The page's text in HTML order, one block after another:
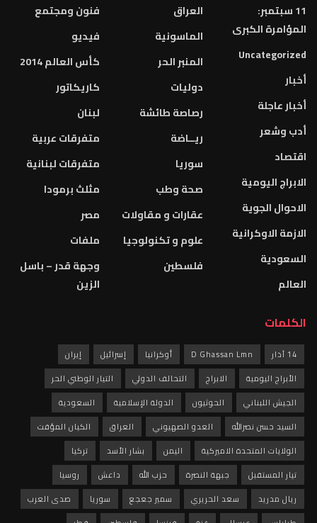
11 سبتمبر:
المؤامرة الكبرى
Uncategorized
أخبار
أخبار عاجلة
أدب وشعر
اقتصاد
الابراج اليومية
الاحوال الجوية
الازمة الاوكرانية
السعودية
العالم
العراق
الماسونية
المنبر الحر
دوليات
رصاصة طائشة
ريــاضة
سوريا
صحة وطب
عقارات و مقاولات
علوم و تكنولوجيا
فلسطين
فنون ومجتمع
فيديو
كأس العالم 2014
كاريكاتور
لبنان
متفرقات عربية
متفرقات لبنانية
مثلث برمودا
مصر
ملفات
وجهة قدر – باسل
الزين
الكلمات
14 آذار D Ghassan Lmn أوكرانيا إسرائيل
إيران
الأبراج اليومية
الابراج التحالف الدولي
التيار الوطني الحر
الجيش اللبناني
الحوثيون الدولة الإسلامية
السعودية
السيد حسن نصرالله
العدو الصهيوني العراق
الكيان المؤقت
الولايات المتحدة الاميركية
اليمن بشار الأسد
تركيا
تيار المستقبل
جبهة النصرة حزب الله داعش
روسيا
ريال مدريد
سعد الحريري سمير جعجع سوريا
صدى العرب